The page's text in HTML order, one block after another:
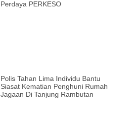
Perdaya PERKESO
Polis Tahan Lima Individu Bantu
Siasat Kematian Penghuni Rumah
Jagaan Di Tanjung Rambutan